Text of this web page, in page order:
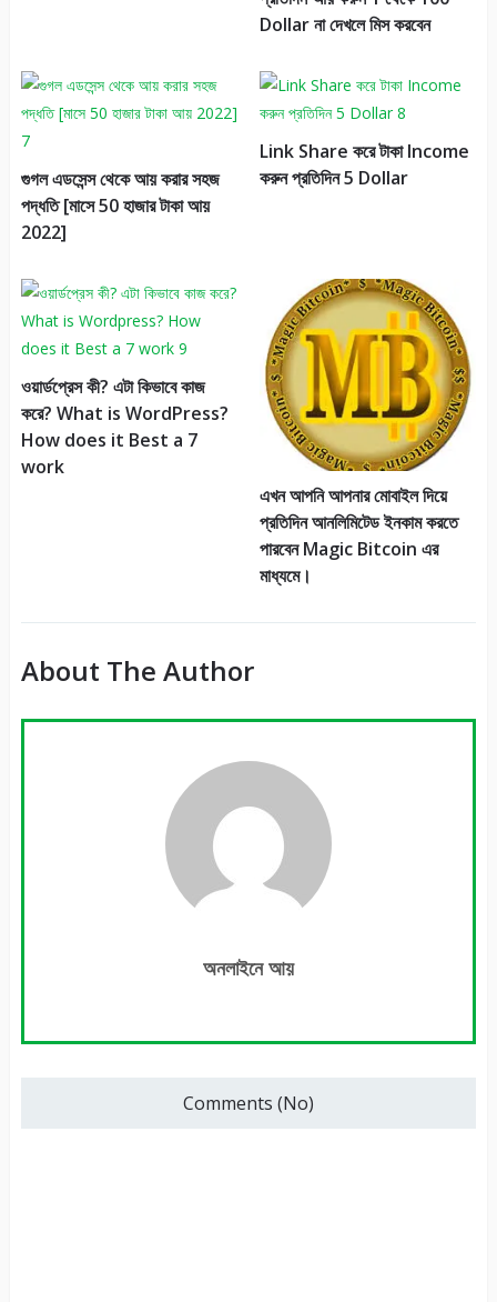
Dollar না দেখলে মিস করবেন
গুগল এডসেন্স থেকে আয় করার সহজ
পদ্ধতি [মাসে 50 হাজার টাকা আয়
2022]
Link Share করে টাকা Income
করুন প্রতিদিন 5 Dollar
ওয়ার্ডপ্রেস কী? এটা কিভাবে কাজ
করে? What is WordPress?
How does it Best a 7
work
এখন আপনি আপনার মোবাইল দিয়ে
প্রতিদিন আনলিমিটেড ইনকাম করতে
পারবেন Magic Bitcoin এর
মাধ্যমে।
About The Author
অনলাইনে আয়
Comments (No)